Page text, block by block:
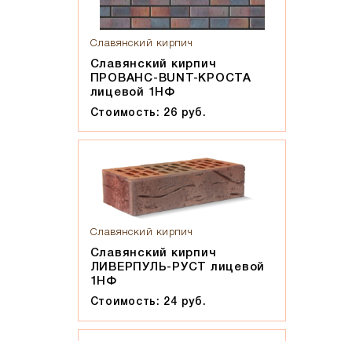
Славянский кирпич
Славянский кирпич
ПРОВАНС-BUNT-КРОСТА
лицевой 1НФ
Стоимость: 26 руб.
Славянский кирпич
Славянский кирпич
ЛИВЕРПУЛЬ-РУСТ лицевой
1НФ
Стоимость: 24 руб.